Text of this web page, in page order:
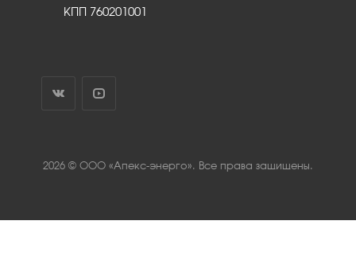
КПП 760201001
2026 © ООО «Апекс-энерго». Все права защищены.